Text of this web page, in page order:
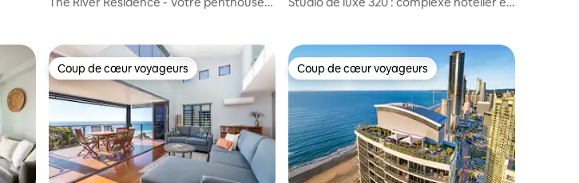
Coup de cœur voyageurs
Coup de cœur voyageurs Coup de cœur voyageurs
Coup de cœur voyageurs